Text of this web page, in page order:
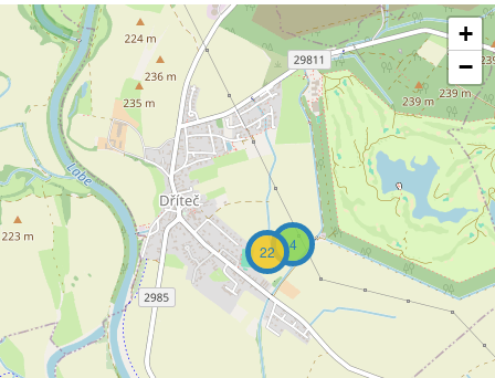
4
22
+
−